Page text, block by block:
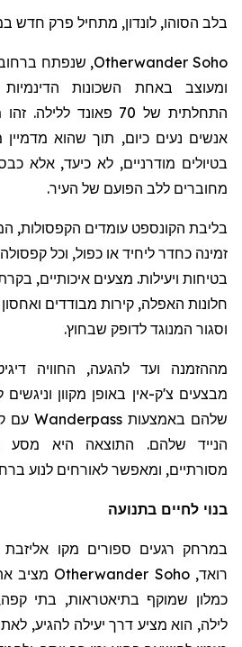
בלב הסוהו, לונדון, מתחיל פרק חדש
Otherwander Soho
ומעוצב באחת השכונות
התחלתית של 70 פאונד
אנשים נעים כיום, תוך שהוא
בטיולים מודרניים, לא כיעד, אלא
מחוברים ללב הפועם של העיר.
בליבת הקונספט עומדים הקפסולות,
זמינה כחדר ליחיד או כפול, וכל
בטיחות ויעילות. מצעים איכותיים,
חלונות האפלה, קירות מבודדים
וסגור המנוגד לדופק שבחוץ.
מההזמנה ועד להגעה, החוויה
מבצעים צ'ק-אין באופן מקוון
שלהם באמצעות Wanderpass עם
הנייד שלהם. התוצאה היא מסע
מסורתיים, ומאפשר לאורחים לנוע
בנוי לחיים בתנועה
במרחק רגעים ספורים מקו
רואד,
Otherwander Soho מציב
כמלון שמוקף בתיאטראות, בתי
לילה, הוא מציע דרך יעילה להגיע,